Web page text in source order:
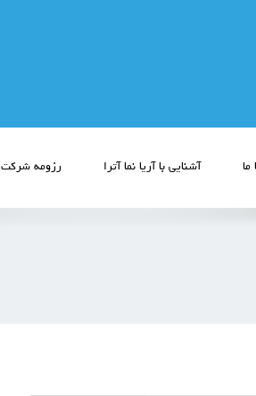
ما آشنایی با آریا نما آترا رزومه شرکت